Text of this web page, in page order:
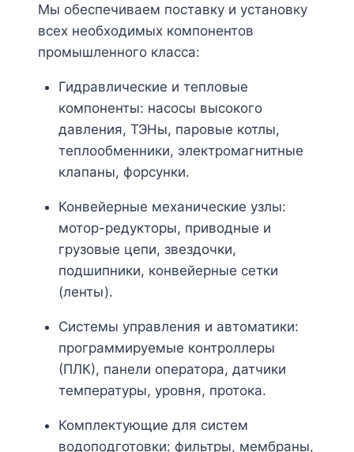
Мы обеспечиваем поставку и установку
всех необходимых компонентов
промышленного класса:
Гидравлические и тепловые
компоненты: насосы высокого
давления, ТЭНы, паровые котлы,
теплообменники, электромагнитные
клапаны, форсунки.
Конвейерные механические узлы:
мотор-редукторы, приводные и
грузовые цепи, звездочки,
подшипники, конвейерные сетки
(ленты).
Системы управления и автоматики:
программируемые контроллеры
(ПЛК), панели оператора, датчики
температуры, уровня, протока.
Комплектующие для систем
водоподготовки: фильтры, мембраны,